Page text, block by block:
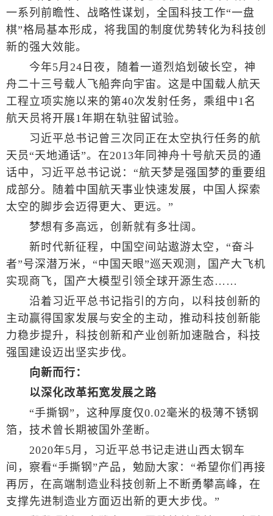
一系列前瞻性、战略性谋划，全国科技工作“一盘
棋”格局基本形成，将我国的制度优势转化为科技创
新的强大效能。
今年5月24日夜，随着一道烈焰划破长空，神
舟二十三号载人飞船奔向宇宙。这是中国载人航天
工程立项实施以来的第40次发射任务，乘组中1名
航天员将开展1年期在轨驻留试验。
习近平总书记曾三次同正在太空执行任务的航
天员“天地通话”。在2013年同神舟十号航天员的通
话中，习近平总书记说：“航天梦是强国梦的重要组
成部分。随着中国航天事业快速发展，中国人探索
太空的脚步会迈得更大、更远。”
梦想有多高远，创新就有多壮阔。
新时代新征程，中国空间站遨游太空，“奋斗
者”号深潜万米，“中国天眼”巡天观测，国产大飞机
实现商飞，国产大模型引领全球开源生态……
沿着习近平总书记指引的方向，以科技创新的
主动赢得国家发展与安全的主动，推动科技创新能
力稳步提升，科技创新和产业创新加速融合，科技
强国建设迈出坚实步伐。
向新而行：
以深化改革拓宽发展之路
“手撕钢”，这种厚度仅0.02毫米的极薄不锈钢
箔，技术曾长期被国外垄断。
2020年5月，习近平总书记走进山西太钢车
间，察看“手撕钢”产品，勉励大家：“希望你们再接
再厉，在高端制造业科技创新上不断勇攀高峰，在
支撑先进制造业方面迈出新的更大步伐。”